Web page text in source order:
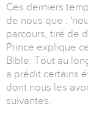
Ces derniers
de nous que :
parcours, tiré de
Prince explique
Bible. Tout au
a prédit certains
dont nous les
suivantes.